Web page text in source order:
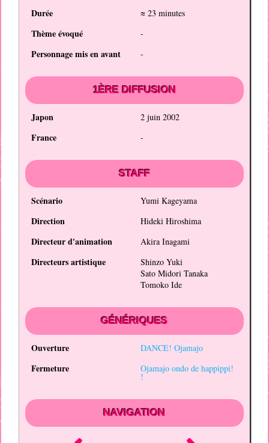
Durée ≈ 23 minutes
Thème évoqué -
Personnage mis en avant -
1ÈRE DIFFUSION
Japon 2 juin 2002
France -
STAFF
Scénario Yumi Kageyama
Direction Hideki Hiroshima
Directeur d'animation Akira Inagami
Directeurs artistique
Shinzo Yuki
Sato Midori Tanaka
Tomoko Ide
GÉNÉRIQUES
Ouverture DANCE! Ojamajo
Fermeture Ojamajo ondo de happippi!
!
NAVIGATION